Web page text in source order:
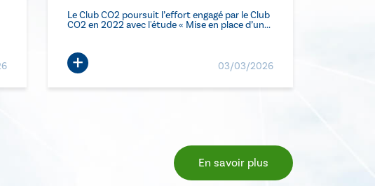
Le Club CO2 poursuit l’effort engagé par le Club
CO2 en 2022 avec l'étude « Mise en place d’un...
+ 03/03/2026
En savoir plus